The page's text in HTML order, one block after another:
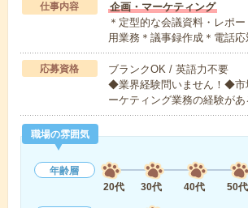
仕事内容
企画・マーケティング
＊定型的な会議資料・レポ
用業務＊議事録作成＊電話
応募資格
ブランクOK / 英語力不要
◆業界経験問いません！◆市
ーケティング業務の経験が
職場の雰囲気
年齢層
20代
30代 40代 50代